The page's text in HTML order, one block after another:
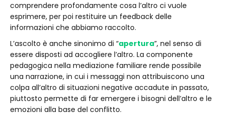
comprendere profondamente cosa l’altro ci vuole
esprimere, per poi restituire un feedback delle
informazioni che abbiamo raccolto.
L’ascolto è anche sinonimo di “apertura”, nel senso di
essere disposti ad accogliere l’altro. La componente
pedagogica nella mediazione familiare rende possibile
una narrazione, in cui i messaggi non attribuiscono una
colpa all’altro di situazioni negative accadute in passato,
piuttosto permette di far emergere i bisogni dell’altro e le
emozioni alla base del conflitto.